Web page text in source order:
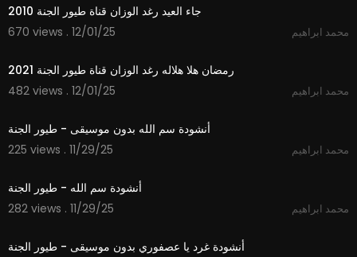
جاء العيد رغد الوزان قناة طيور الجنة 2010
670 views . 12/01/25
محمد ابراهيم
رمضان هلا هلاله رغد الوزان قناة طيور الجنة 2021
482 views . 12/01/25
محمد ابراهيم
أنشودة سم الله بدون موسيقى - طيور الجنة
225 views . 11/29/25
محمد ابراهيم
أنشودة سم الله - طيور الجنة
282 views . 11/29/25
محمد ابراهيم
أنشودة غرد يا عصفوري بدون موسيقى - طيور الجنة